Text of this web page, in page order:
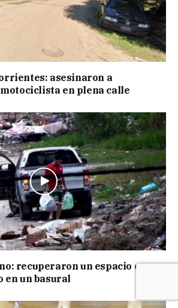
asesinaron a
en plena calle
recuperaron un espacio que se
en un basural